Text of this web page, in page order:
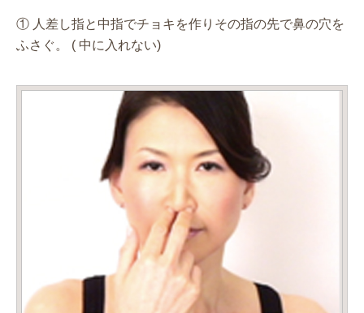
① 人差し指と中指でチョキを作りその指の先で鼻の穴を
ふさぐ。 ( 中に入れない)